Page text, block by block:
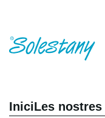
IniciLes